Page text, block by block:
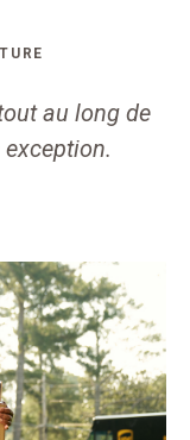
au long de